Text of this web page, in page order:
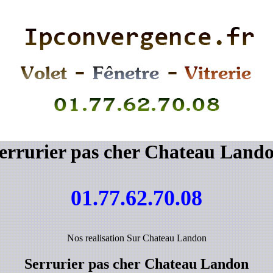
pas cher Chateau
01.77.62.70.08
Nos realisation Sur Chateau Landon
Serrurier pas cher Chateau Landon